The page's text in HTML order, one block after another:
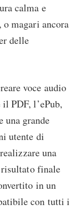
calma e
magari ancora
delle
voce audio
PDF, l’ePub,
una grande
utente di
una
finale
in un
con tutti i